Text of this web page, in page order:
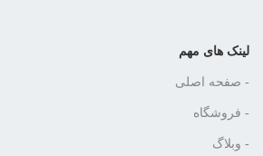
لینک های مهم
- صفحه اصلی
- فروشگاه
- وبلاگ